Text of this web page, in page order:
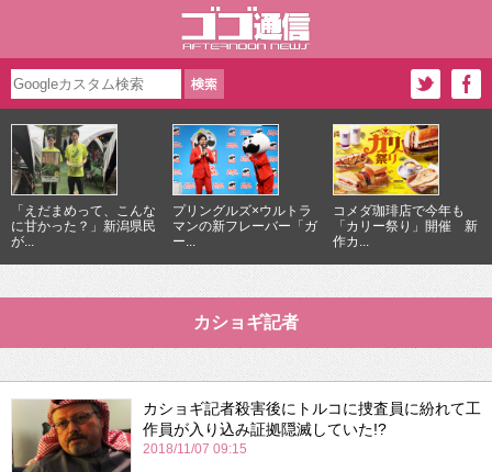
「えだまめって、こんな
に甘かった？」新潟県民
が...
プリングルズ×ウルトラ
マンの新フレーバー「ガ
ー...
コメダ珈琲店で今年も
「カリー祭り」開催 新
作カ...
カショギ記者
カショギ記者殺害後にトルコに捜査員に紛れて工
作員が入り込み証拠隠滅していた!?
2018/11/07 09:15